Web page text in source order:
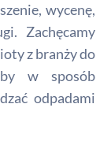
wycenę,
Zachęcamy
z branży do
w sposób
odpadami